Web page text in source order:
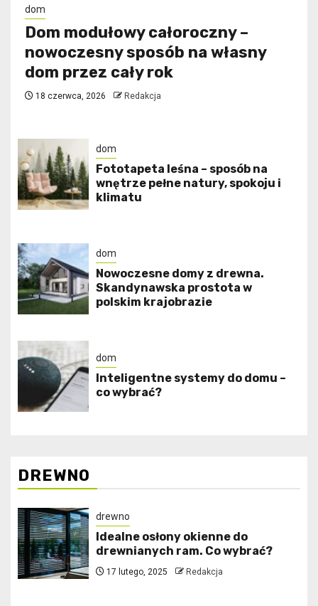
dom
Dom modułowy całoroczny –
nowoczesny sposób na własny
dom przez cały rok
18 czerwca, 2026 Redakcja
dom
​Fototapeta leśna – sposób na
wnętrze pełne natury, spokoju i
klimatu
dom
Nowoczesne domy z drewna.
Skandynawska prostota w
polskim krajobrazie
dom
Inteligentne systemy do domu –
co wybrać?
DREWNO
drewno
Idealne osłony okienne do
drewnianych ram. Co wybrać?
17 lutego, 2025 Redakcja